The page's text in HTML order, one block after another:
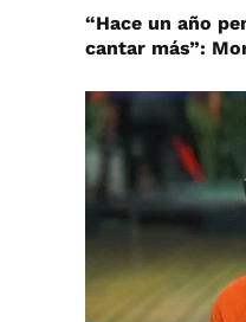
“Hace un año
cantar más”: